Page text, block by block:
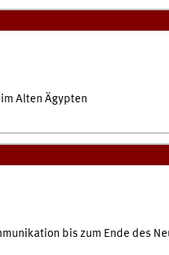
Alten Ägypten
bis zum Ende des